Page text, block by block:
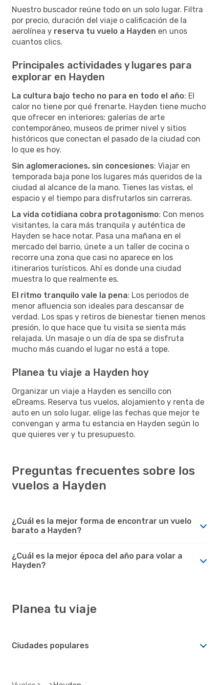
Nuestro buscador reúne todo en un solo lugar. Filtra
por precio, duración del viaje o calificación de la
aerolínea y reserva tu vuelo a Hayden en unos
cuantos clics.
Principales actividades y lugares para
explorar en Hayden
La cultura bajo techo no para en todo el año: El
calor no tiene por qué frenarte. Hayden tiene mucho
que ofrecer en interiores: galerías de arte
contemporáneo, museos de primer nivel y sitios
históricos que conectan el pasado de la ciudad con
lo que es hoy.
Sin aglomeraciones, sin concesiones: Viajar en
temporada baja pone los lugares más queridos de la
ciudad al alcance de la mano. Tienes las vistas, el
espacio y el tiempo para disfrutarlos sin carreras.
La vida cotidiana cobra protagonismo: Con menos
visitantes, la cara más tranquila y auténtica de
Hayden se hace notar. Pasa una mañana en el
mercado del barrio, únete a un taller de cocina o
recorre una zona que casi no aparece en los
itinerarios turísticos. Ahí es donde una ciudad
muestra lo que realmente es.
El ritmo tranquilo vale la pena: Los periodos de
menor afluencia son ideales para descansar de
verdad. Los spas y retiros de bienestar tienen menos
presión, lo que hace que tu visita se sienta más
relajada. Un masaje o un día de spa se disfruta
mucho más cuando el lugar no está a tope.
Planea tu viaje a Hayden hoy
Organizar un viaje a Hayden es sencillo con
eDreams. Reserva tus vuelos, alojamiento y renta de
auto en un solo lugar, elige las fechas que mejor te
convengan y arma tu estancia en Hayden según lo
que quieres ver y tu presupuesto.
Preguntas frecuentes sobre los
vuelos a Hayden
¿Cuál es la mejor forma de encontrar un vuelo
barato a Hayden?
¿Cuál es la mejor época del año para volar a
Hayden?
Planea tu viaje
Ciudades populares